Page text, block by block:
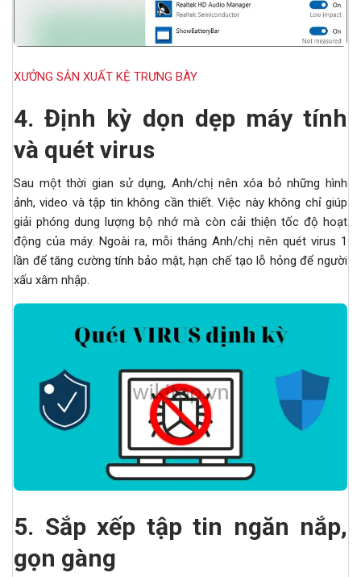
XƯỞNG SẢN XUẤT KỆ TRƯNG BÀY
4.Định kỳ dọn dẹp máy tính
và quét virus
Sau một thời gian sử dụng, Anh/chị nên xóa bỏ những hình
ảnh, video và tập tin không cần thiết. Việc này không chỉ giúp
giải phóng dung lượng bộ nhớ mà còn cải thiện tốc độ hoạt
động của máy. Ngoài ra, mỗi tháng Anh/chị nên quét virus 1
lần để tăng cường tính bảo mật, hạn chế tạo lỗ hỏng để người
xấu xâm nhập.
5. Sắp xếp tập tin ngăn nắp,
gọn gàng